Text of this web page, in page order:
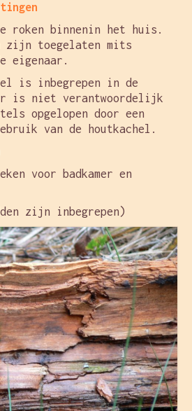
roken binnenin het huis.
zijn toegelaten mits
eigenaar.
is inbegrepen in de
is niet verantwoordelijk
opgelopen door een
van de houtkachel.
voor badkamer en
zijn inbegrepen)